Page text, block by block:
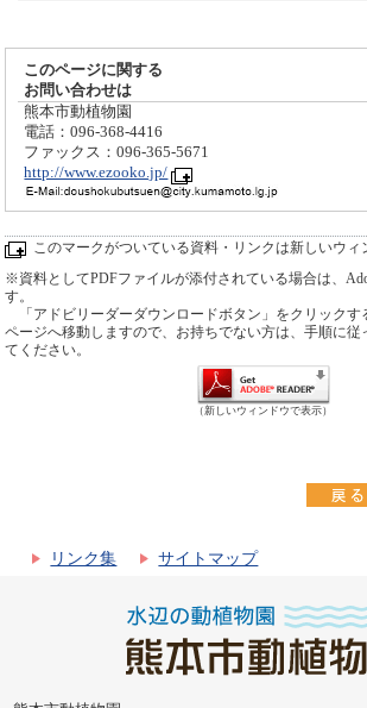
このページに関する
お問い合わせは
熊本市動植物園
電話：096-368-4416
ファックス：096-365-5671
http://www.ezooko.jp/
このマークがついている資料・リンクは新しいウィ
※資料としてPDFファイルが添付されている場合は、
す。
「アドビリーダーダウンロードボタン」をクリックす
ページへ移動しますので、お持ちでない方は、手順に従
てください。
（新しいウィンドウで表示）
リンク集 サイトマップ